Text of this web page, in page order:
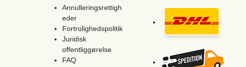
Annulleringsrettigh
eder
Fortrolighedspolitik
Juridisk
offentliggørelse
FAQ